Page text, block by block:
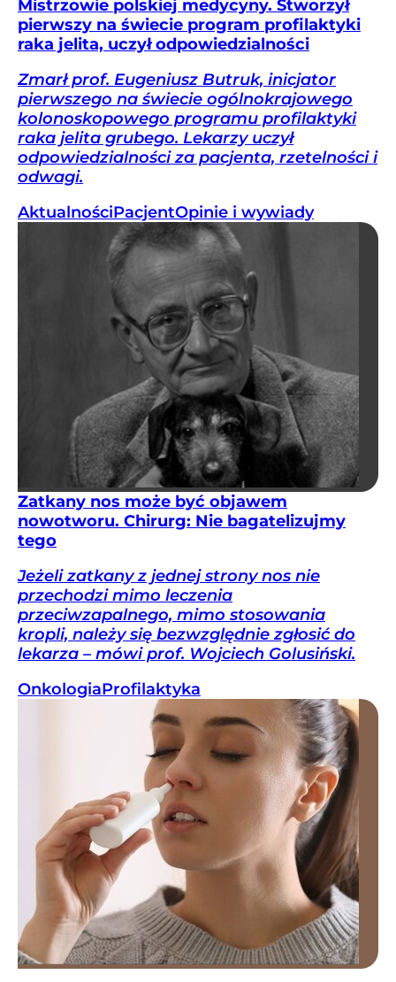
Mistrzowie polskiej medycyny. Stworzył
pierwszy na świecie program profilaktyki
raka jelita, uczył odpowiedzialności
Zmarł prof. Eugeniusz Butruk, inicjator
pierwszego na świecie ogólnokrajowego
kolonoskopowego programu profilaktyki
raka jelita grubego. Lekarzy uczył
odpowiedzialności za pacjenta, rzetelności i
odwagi.
AktualnościPacjentOpinie i wywiady
Zatkany nos może być objawem
nowotworu. Chirurg: Nie bagatelizujmy
tego
Jeżeli zatkany z jednej strony nos nie
przechodzi mimo leczenia
przeciwzapalnego, mimo stosowania
kropli, należy się bezwzględnie zgłosić do
lekarza – mówi prof. Wojciech Golusiński.
OnkologiaProfilaktyka